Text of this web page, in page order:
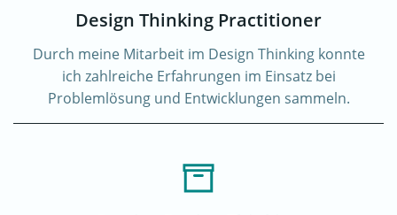
Design Thinking Practitioner
Durch meine Mitarbeit im Design Thinking konnte
ich zahlreiche Erfahrungen im Einsatz bei
Problemlösung und Entwicklungen sammeln.